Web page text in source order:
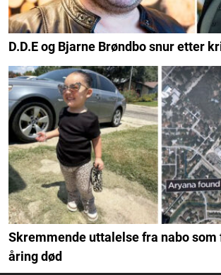
D.D.E og Bjarne Brøndbo snur etter
Skremmende uttalelse fra nabo som
åring død